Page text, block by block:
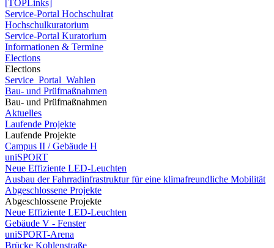
[TOPLinks]
Service-Portal Hochschulrat
Hochschulkuratorium
Service-Portal Kuratorium
Informationen & Termine
Elections
Elections
Service_Portal_Wahlen
Bau- und Prüfmaßnahmen
Bau- und Prüfmaßnahmen
Aktuelles
Laufende Projekte
Laufende Projekte
Campus II / Gebäude H
uniSPORT
Neue Effiziente LED-Leuchten
Ausbau der Fahrradinfrastruktur für eine klimafreundliche Mobilität
Abgeschlossene Projekte
Abgeschlossene Projekte
Neue Effiziente LED-Leuchten
Gebäude V - Fenster
uniSPORT-Arena
Brücke Kohlenstraße